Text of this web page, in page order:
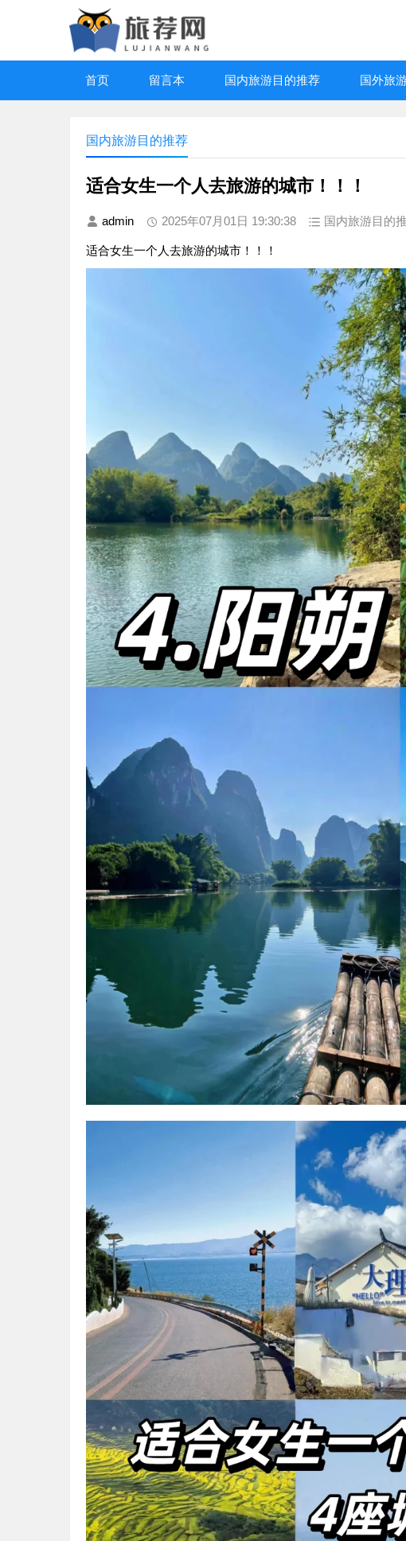
首页 留言本 国内旅游目的推荐 国外旅
国内旅游目的推荐
适合女生一个人去旅游的城市！！！
admin 2025年07月01日 19:30:38 国内旅游目的
适合女生一个人去旅游的城市！！！